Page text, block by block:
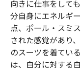
向きに仕事をして
分自身にエネルギ
点、ポール・スミ
された感覚があり
のスーツを着てい
は、自分に対する